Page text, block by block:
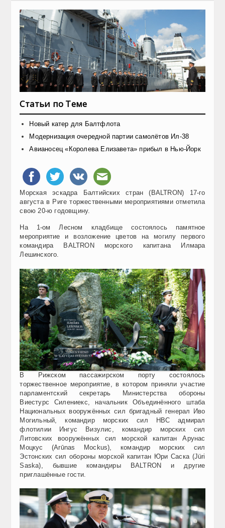
Статьи по Теме
Новый катер для Балтфлота
Модернизация очередной партии самолётов Ил-38
Авианосец «Королева Елизавета» прибыл в Нью-Йорк
Морская эскадра Балтийских стран (BALTRON) 17-го
августа в Риге торжественными мероприятиями отметила
свою 20-ю годовщину.
На 1-ом Лесном кладбище состоялось памятное
мероприятие и возложение цветов на могилу первого
командира BALTRON морского капитана Илмара
Лешинского.
В Рижском пассажирском порту состоялось
торжественное мероприятие, в котором приняли участие
парламентский секретарь Министерства обороны
Виестурс Силениекс, начальник Объединённого штаба
Национальных вооружённых сил бригадный генерал Иво
Могильный, командир морских сил НВС адмирал
флотилии Ингус Визулис, командир морских сил
Литовских вооружённых сил морской капитан Арунас
Моцкус (Arūnas Mockus), командир морских сил
Эстонских сил обороны морской капитан Юри Саска (Jüri
Saska), бывшие командиры BALTRON и другие
приглашённые гости.